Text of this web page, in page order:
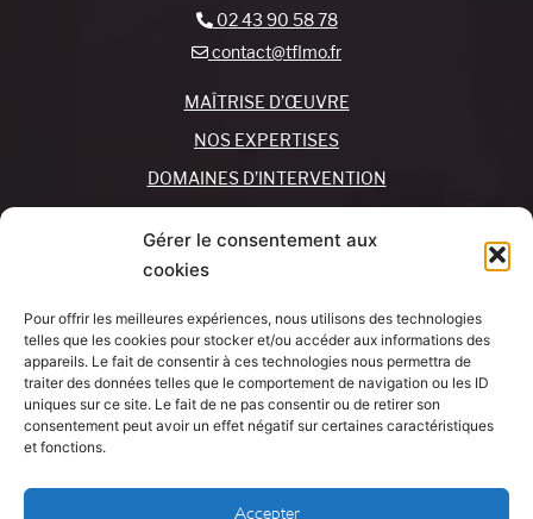
Gérer le consentement aux
cookies
Pour offrir les meilleures expériences, nous utilisons des technologies
telles que les cookies pour stocker et/ou accéder aux informations des
appareils. Le fait de consentir à ces technologies nous permettra de
traiter des données telles que le comportement de navigation ou les ID
uniques sur ce site. Le fait de ne pas consentir ou de retirer son
consentement peut avoir un effet négatif sur certaines caractéristiques
et fonctions.
Accepter
02 43 90 58 78
contact@tflmo.fr
MAÎTRISE D’ŒUVRE
NOS EXPERTISES
DOMAINES D’INTERVENTION
REJOIGNEZ-NOUS !
MON COMPTE
SUIVEZ-NOUS !
Mentions légales
J’AI UN
PROJET